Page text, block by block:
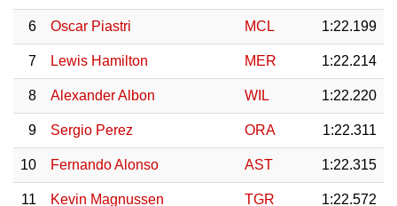
6 Oscar Piastri MCL 1:22.199
7 Lewis Hamilton MER 1:22.214
8 Alexander Albon WIL 1:22.220
9 Sergio Perez ORA 1:22.311
10 Fernando Alonso AST 1:22.315
11 Kevin Magnussen TGR 1:22.572